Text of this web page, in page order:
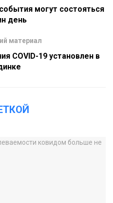
могут состояться
день
материал
COVID-19 установлен в